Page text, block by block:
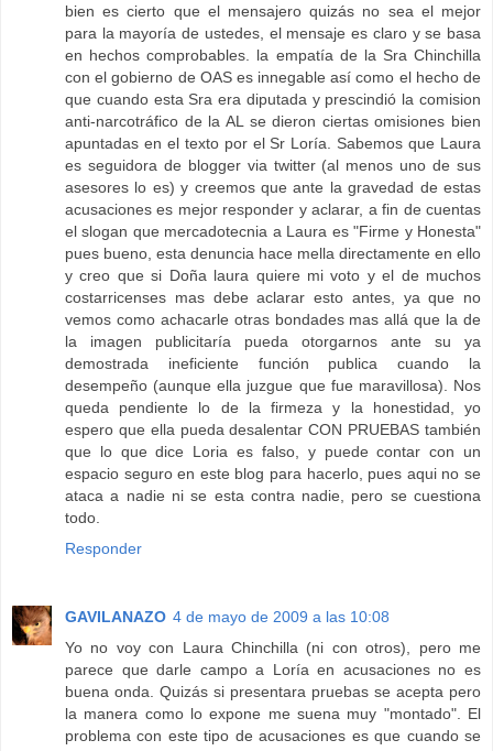
bien es cierto que el mensajero quizás no sea el mejor
para la mayoría de ustedes, el mensaje es claro y se basa
en hechos comprobables. la empatía de la Sra Chinchilla
con el gobierno de OAS es innegable así como el hecho de
que cuando esta Sra era diputada y prescindió la comision
anti-narcotráfico de la AL se dieron ciertas omisiones bien
apuntadas en el texto por el Sr Loría. Sabemos que Laura
es seguidora de blogger via twitter (al menos uno de sus
asesores lo es) y creemos que ante la gravedad de estas
acusaciones es mejor responder y aclarar, a fin de cuentas
el slogan que mercadotecnia a Laura es "Firme y Honesta"
pues bueno, esta denuncia hace mella directamente en ello
y creo que si Doña laura quiere mi voto y el de muchos
costarricenses mas debe aclarar esto antes, ya que no
vemos como achacarle otras bondades mas allá que la de
la imagen publicitaría pueda otorgarnos ante su ya
demostrada ineficiente función publica cuando la
desempeño (aunque ella juzgue que fue maravillosa). Nos
queda pendiente lo de la firmeza y la honestidad, yo
espero que ella pueda desalentar CON PRUEBAS también
que lo que dice Loria es falso, y puede contar con un
espacio seguro en este blog para hacerlo, pues aqui no se
ataca a nadie ni se esta contra nadie, pero se cuestiona
todo.
Responder
GAVILANAZO 4 de mayo de 2009 a las 10:08
Yo no voy con Laura Chinchilla (ni con otros), pero me
parece que darle campo a Loría en acusaciones no es
buena onda. Quizás si presentara pruebas se acepta pero
la manera como lo expone me suena muy "montado". El
problema con este tipo de acusaciones es que cuando se